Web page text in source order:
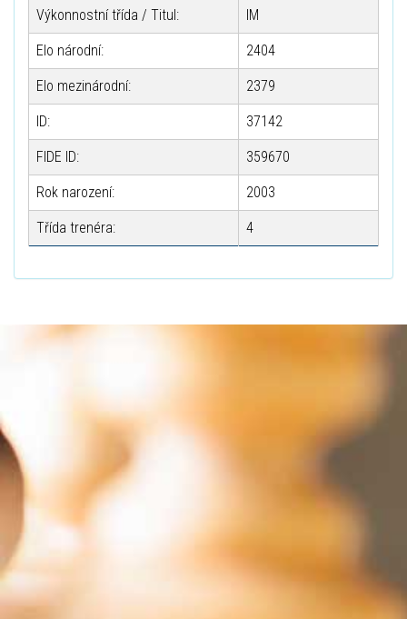
Výkonnostní třída / Titul: IM
Elo národní: 2404
Elo mezinárodní: 2379
ID: 37142
FIDE ID: 359670
Rok narození: 2003
Třída trenéra: 4